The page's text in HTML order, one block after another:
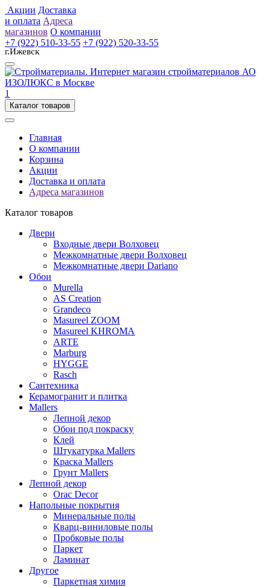
Акции Доставка
и оплата Адреса
магазинов О компании
+7 (922) 510-33-55 +7 (922) 520-33-55
г.Ижевск
1
Каталог товаров
Главная
О компании
Корзина
Акции
Доставка и оплата
Адреса магазинов
Каталог товаров
Двери
Входные двери Волховец
Межкомнатные двери Волховец
Межкомнатные двери Dariano
Обои
Murella
AS Creation
Grandeco
Masureel ZOOM
Masureel KHROMA
ARTE
Marburg
HYGGE
Rasch
Сантехника
Керамогранит и плитка
Mallers
Лепной декор
Обои под покраску
Клей
Штукатурка Mallers
Краска Mallers
Грунт Mallers
Лепной декор
Orac Decor
Напольные покрытия
Минеральные полы
Кварц-виниловые полы
Пробковые полы
Паркет
Ламинат
Другое
Паркетная химия